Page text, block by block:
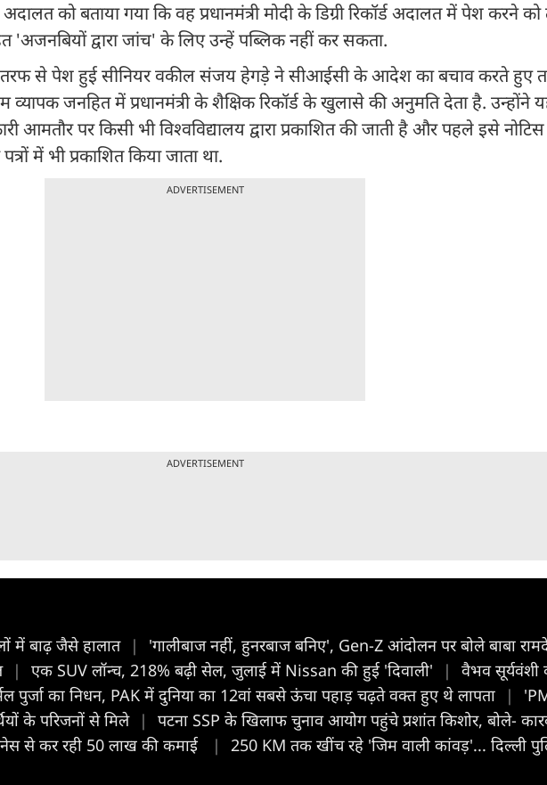
को बताया गया कि वह प्रधानमंत्री मोदी के डिग्री रिकॉर्ड अदालत में पेश करने को
द्वारा जांच' के लिए उन्हें पब्लिक नहीं कर सकता.
से पेश हुई सीनियर वकील संजय हेगड़े ने सीआईसी के आदेश का बचाव करते हुए
जनहित में प्रधानमंत्री के शैक्षिक रिकॉर्ड के खुलासे की अनुमति देता है. उन्होंने
आमतौर पर किसी भी विश्वविद्यालय द्वारा प्रकाशित की जाती है और पहले इसे
में भी प्रकाशित किया जाता था.
ADVERTISEMENT
ADVERTISEMENT
में बाढ़ जैसे हालात | 'गालीबाज नहीं, हुनरबाज बनिए', Gen-Z आंदोलन पर बोले बाबा
| एक SUV लॉन्च, 218% बढ़ी सेल, जुलाई में Nissan की हुई 'दिवाली' |
वैभव सूर्यवंशी
पुर्जा का निधन, PAK में दुनिया का 12वां सबसे ऊंचा पहाड़ चढ़ते वक्त हुए थे लापता |
के परिजनों से मिले | पटना SSP के खिलाफ चुनाव आयोग पहुंचे प्रशांत किशोर, बोले-
से कर रही 50 लाख की कमाई
|
250 KM तक खींच रहे 'जिम वाली कांवड़'... दिल्ली